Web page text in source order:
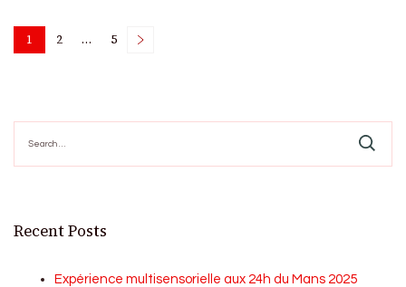
Posts
Page
1 Page
2 … Page
5
for:
Recent Posts
Expérience multisensorielle aux 24h du Mans 2025